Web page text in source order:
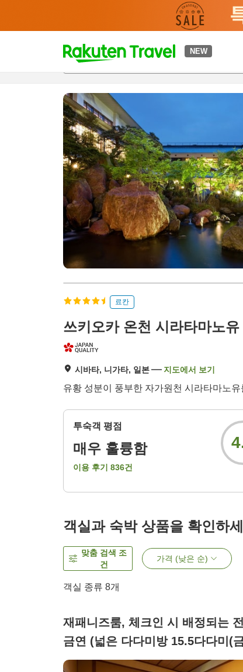
NEW
t
p
a
g
e
_
s
e
a
r
h
개요객실 & 숙박 상품이용 후기 편의 시설/서비스
료칸
쓰키오카 온천 시라타마노유
시바타, 니가타, 일본 지도에서 보기
유황 성분이 풍부한 자가원천 시라타마노
투숙객 평점
매우 훌륭함
이용 후기 836건
객실과 숙박 상품을 확인하
맞춤 검색 조
건
가격 (낮은 순)
객실 종류 8개
재패니즈룸, 체크인 시 배정되는
금연 (넓은 다다미방 15.5다다미(